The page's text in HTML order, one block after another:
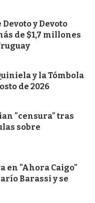
y Devoto
de $1,7 millones
y la Tómbola
de 2026
"censura" tras
sobre
en "Ahora Caigo"
Barassi y se